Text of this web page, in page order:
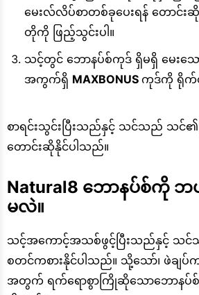
မေးလ်လိပ်စာတစ်ခုပေးရန် တော
တိုကို ဖြည့်သွင်းပါ။
သင့်တွင် ဘောနပ်စ်ကုဒ် ရှိမရှိ မေးသ
အကွက်ရှိ MAXBONUS ကုဒ်ကို ရိုက်
စာရင်းသွင်းပြီးသည်နှင့် သင်သည် သင်
တောင်းဆိုနိုင်ပါသည်။
Natural8 ဘောနပ်စ်ကို
မလဲ။
သင့်အကောင့်အသစ်ဖွင့်ပြီးသည်နှင့် သင်သ
စတင်ကစားနိုင်ပါသည်။ သို့သော်၊ ဖဲချပ်
အတွက် ရက်ရောစွာကြိုဆိုသောဘောနပ်